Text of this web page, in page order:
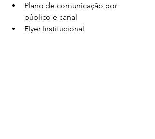
Plano de comunicação por
público e canal
Flyer Institucional